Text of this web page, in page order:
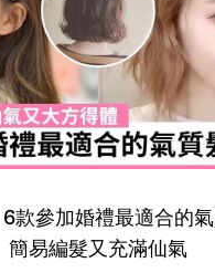
6款參加婚禮最適合的
簡易編髮又充滿仙氣